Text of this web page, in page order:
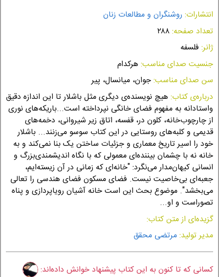
انتشارات: روشنگران و مطالعات زنان
تعداد صفحه:
ژانر: فلسفه
جنسیت صدای مناسب: هرکدام
سن صدای مناسب:جوان، میانسال، پیر
درباره‌ی کتاب: هیچ نویسنده‌ی دیگری مثل باشلار تا این اندازه دقیق
واستادانه به مفهوم فضای خانگی نپرداخته است...باریکه‌های نوری
از چارچوب‌خانه، کلون در، قفسه، اتاق زیر شیروانی، دخمه‌های
قدیمی و کلبه‌های روستایی در این کتاب سوسو می‌زنند... باشلار
خود را اسیر تاریخ معماری و جزئیات ساختن یک بنا نمی‌کند و به
خانه نه با چشمان بیننده‌ای معمولی که با نگاه اندیشمندی‌بزرگ و
انسانی کیهان‌مدار می‌نگرد: "خانه‌ای که زمانی در آن زیسته‌ایم،
جعبه‌ای بی‌خاصیت نیست. فضای مسکون فضای هندسی را تعالی
می‌بخشد". موضوع بحث این است خانه آشیان رویاپردازی و پناه
تصوراست و او...
گزیده‌ای از متن کتاب:
مدیر تولید:مرتضی محقق
کسانی که تا کنون به این کتاب پیشنهاد خوانش داده‌اند: